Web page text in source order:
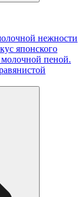
нежности
японского
молочной пеной.